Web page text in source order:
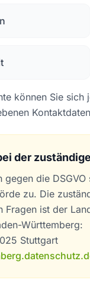
können Sie
der
gegen die
zu. Die
Fragen ist der
Württemberg:
Stuttgart